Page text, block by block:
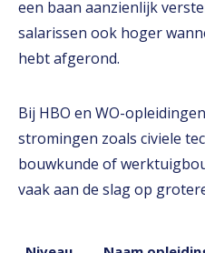
een baan aanzienlijk
salarissen ook hoger
hebt afgerond.
Bij HBO en WO-
stromingen zoals civiele
bouwkunde of
vaak aan de slag op